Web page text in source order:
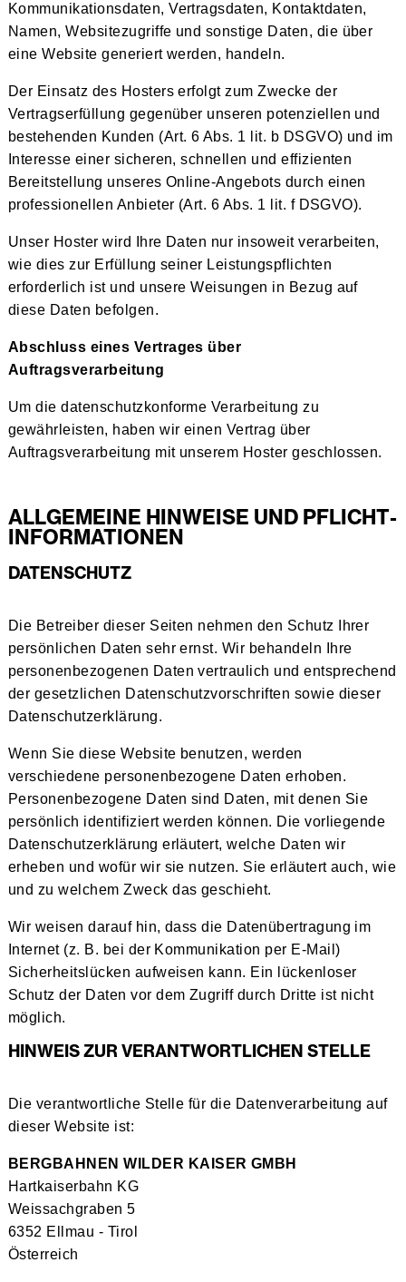
Kommunikationsdaten, Vertragsdaten, Kontaktdaten,
Namen, Websitezugriffe und sonstige Daten, die über
eine Website generiert werden, handeln.
Der Einsatz des Hosters erfolgt zum Zwecke der
Vertragserfüllung gegenüber unseren potenziellen und
bestehenden Kunden (Art. 6 Abs. 1 lit. b DSGVO) und im
Interesse einer sicheren, schnellen und effizienten
Bereitstellung unseres Online-Angebots durch einen
professionellen Anbieter (Art. 6 Abs. 1 lit. f DSGVO).
Unser Hoster wird Ihre Daten nur insoweit verarbeiten,
wie dies zur Erfüllung seiner Leistungspflichten
erforderlich ist und unsere Weisungen in Bezug auf
diese Daten befolgen.
Abschluss eines Vertrages über
Auftragsverarbeitung
Um die datenschutzkonforme Verarbeitung zu
gewährleisten, haben wir einen Vertrag über
Auftragsverarbeitung mit unserem Hoster geschlossen.
ALLGEMEINE HINWEISE UND PFLICHT­
INFORMATIONEN
DATENSCHUTZ
Die Betreiber dieser Seiten nehmen den Schutz Ihrer
persönlichen Daten sehr ernst. Wir behandeln Ihre
personenbezogenen Daten vertraulich und entsprechend
der gesetzlichen Datenschutzvorschriften sowie dieser
Datenschutzerklärung.
Wenn Sie diese Website benutzen, werden
verschiedene personenbezogene Daten erhoben.
Personenbezogene Daten sind Daten, mit denen Sie
persönlich identifiziert werden können. Die vorliegende
Datenschutzerklärung erläutert, welche Daten wir
erheben und wofür wir sie nutzen. Sie erläutert auch, wie
und zu welchem Zweck das geschieht.
Wir weisen darauf hin, dass die Datenübertragung im
Internet (z. B. bei der Kommunikation per E-Mail)
Sicherheitslücken aufweisen kann. Ein lückenloser
Schutz der Daten vor dem Zugriff durch Dritte ist nicht
möglich.
HINWEIS ZUR VERANTWORTLICHEN STELLE
Die verantwortliche Stelle für die Datenverarbeitung auf
dieser Website ist:
BERGBAHNEN WILDER KAISER GMBH
Hartkaiserbahn KG
Weissachgraben 5
6352 Ellmau - Tirol
Österreich